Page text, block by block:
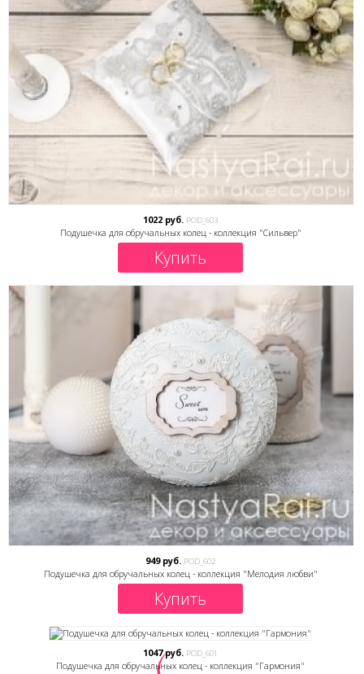
1022 руб. POD_603
Подушечка для обручальных колец - коллекция "Сильвер"
Купить
949 руб. POD_602
Подушечка для обручальных колец - коллекция "Мелодия любви"
Купить
1047 руб. POD_601
Подушечка для обручальных колец - коллекция "Гармония"